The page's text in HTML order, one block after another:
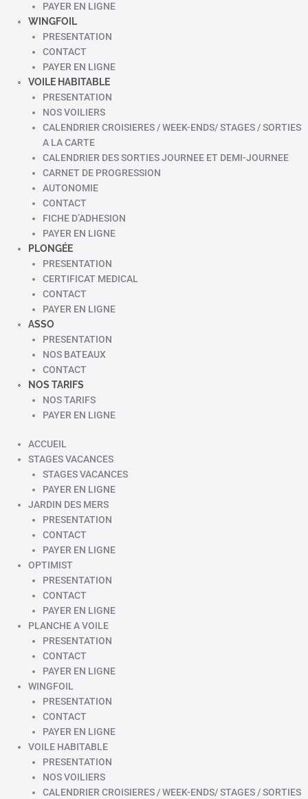
PAYER EN LIGNE
WINGFOIL
PRESENTATION
CONTACT
PAYER EN LIGNE
VOILE HABITABLE
PRESENTATION
NOS VOILIERS
CALENDRIER CROISIERES / WEEK-ENDS/ STAGES / SORTIES
A LA CARTE
CALENDRIER DES SORTIES JOURNEE ET DEMI-JOURNEE
CARNET DE PROGRESSION
AUTONOMIE
CONTACT
FICHE D’ADHESION
PAYER EN LIGNE
PLONGÉE
PRESENTATION
CERTIFICAT MEDICAL
CONTACT
PAYER EN LIGNE
ASSO
PRESENTATION
NOS BATEAUX
CONTACT
NOS TARIFS
NOS TARIFS
PAYER EN LIGNE
ACCUEIL
STAGES VACANCES
STAGES VACANCES
PAYER EN LIGNE
JARDIN DES MERS
PRESENTATION
CONTACT
PAYER EN LIGNE
OPTIMIST
PRESENTATION
CONTACT
PAYER EN LIGNE
PLANCHE A VOILE
PRESENTATION
CONTACT
PAYER EN LIGNE
WINGFOIL
PRESENTATION
CONTACT
PAYER EN LIGNE
VOILE HABITABLE
PRESENTATION
NOS VOILIERS
CALENDRIER CROISIERES / WEEK-ENDS/ STAGES / SORTIES